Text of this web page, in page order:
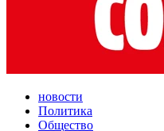
новости
Политика
Общество